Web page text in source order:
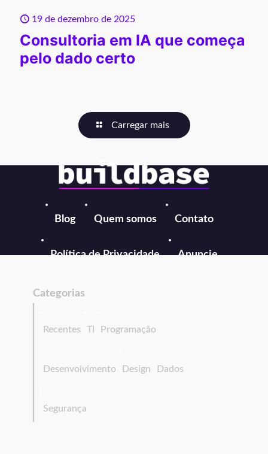
19 de dezembro de 2025
Consultoria em IA que começa
pelo dado certo
Carregar mais
Blog Quem somos Contato
Política de Privacidade Anuncie
Categorias
Recentes TI Programação
Desenvolvimento Design Dados
Segurança